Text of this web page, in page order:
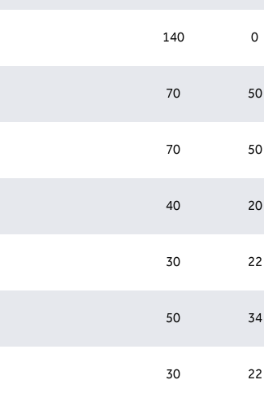
140 0
70 50
70 50
40 20
30 22
50 34
30 22